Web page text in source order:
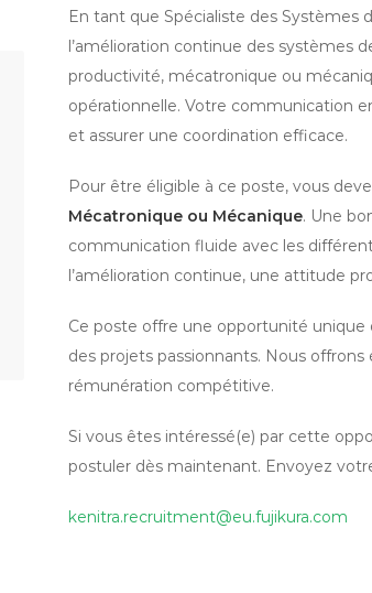
En tant que Spécialiste des Systèmes
l’amélioration continue des systèmes
productivité, mécatronique ou
opérationnelle. Votre communication
et assurer une coordination efficace.
Pour être éligible à ce poste, vous
Mécatronique ou Mécanique. Une
communication fluide avec les
l’amélioration continue, une attitude
Ce poste offre une opportunité
des projets passionnants. Nous
rémunération compétitive.
Si vous êtes intéressé(e) par cette
postuler dès maintenant. Envoyez
kenitra.recruitment@eu.fujikura.com